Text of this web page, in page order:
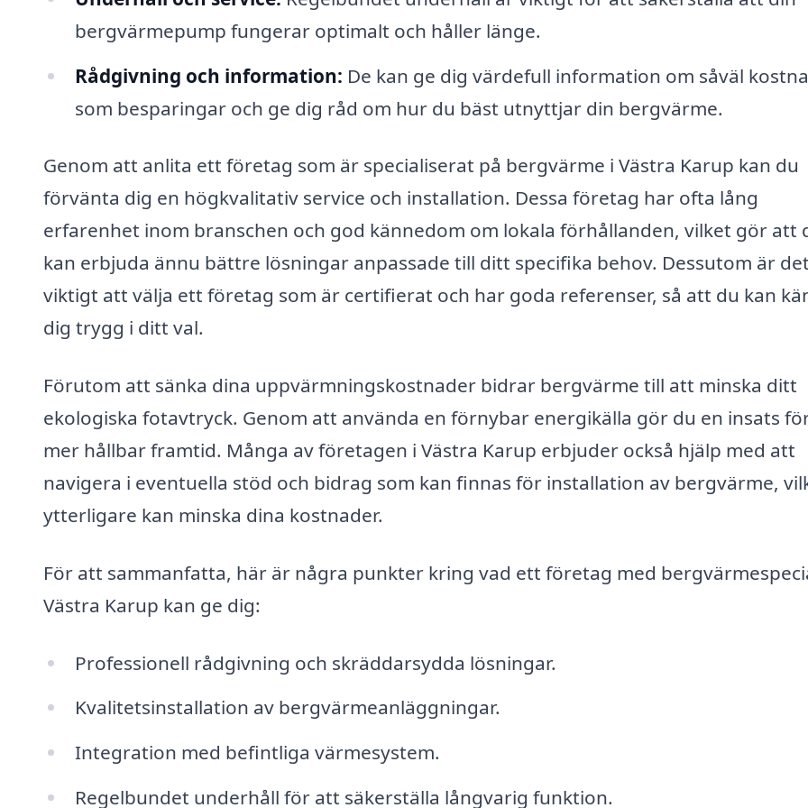
bergvärmepump fungerar optimalt och håller länge.
Rådgivning och information: De kan ge dig värdefull information om såväl
som besparingar och ge dig råd om hur du bäst utnyttjar din bergvärme.
Genom att anlita ett företag som är specialiserat på bergvärme i Västra Karup kan du
förvänta dig en högkvalitativ service och installation. Dessa företag har ofta lång
erfarenhet inom branschen och god kännedom om lokala förhållanden, vilket gör att
kan erbjuda ännu bättre lösningar anpassade till ditt specifika behov. Dessutom är det
viktigt att välja ett företag som är certifierat och har goda referenser, så att du kan
dig trygg i ditt val.
Förutom att sänka dina uppvärmningskostnader bidrar bergvärme till att minska ditt
ekologiska fotavtryck. Genom att använda en förnybar energikälla gör du en insats
mer hållbar framtid. Många av företagen i Västra Karup erbjuder också hjälp med att
navigera i eventuella stöd och bidrag som kan finnas för installation av bergvärme,
ytterligare kan minska dina kostnader.
För att sammanfatta, här är några punkter kring vad ett företag med
Västra Karup kan ge dig:
Professionell rådgivning och skräddarsydda lösningar.
Kvalitetsinstallation av bergvärmeanläggningar.
Integration med befintliga värmesystem.
Regelbundet underhåll för att säkerställa långvarig funktion.